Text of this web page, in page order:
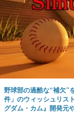
野球部の過酷な“補欠”
件」のウィッシュリス
グダム・カム』開発元